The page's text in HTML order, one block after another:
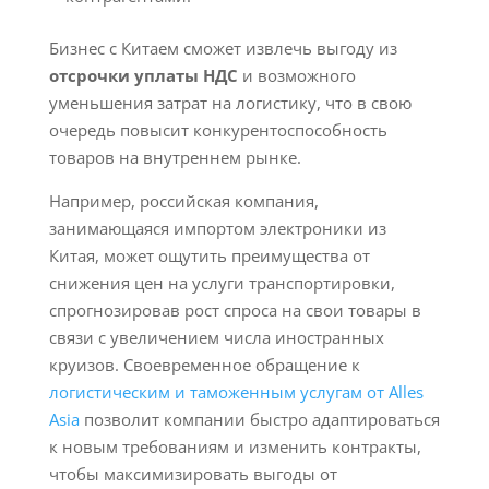
Бизнес с Китаем сможет извлечь выгоду из
отсрочки уплаты НДС и возможного
уменьшения затрат на логистику, что в свою
очередь повысит конкурентоспособность
товаров на внутреннем рынке.
Например, российская компания,
занимающаяся импортом электроники из
Китая, может ощутить преимущества от
снижения цен на услуги транспортировки,
спрогнозировав рост спроса на свои товары в
связи с увеличением числа иностранных
круизов. Своевременное обращение к
логистическим и таможенным услугам от Alles
Asia позволит компании быстро адаптироваться
к новым требованиям и изменить контракты,
чтобы максимизировать выгоды от